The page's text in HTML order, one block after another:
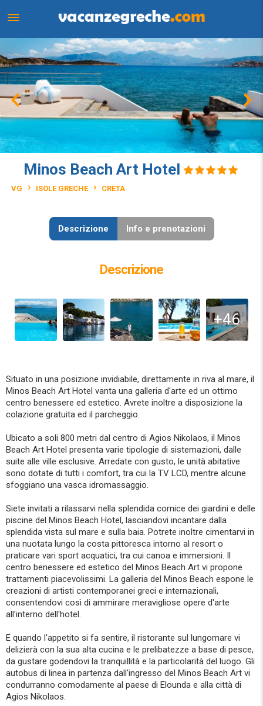
Minos Beach Art Hotel
VG ISOLE GRECHE CRETA
Descrizione Info e prenotazioni
Descrizione
+46
Situato in una posizione invidiabile, direttamente in riva al mare, il
Minos Beach Art Hotel vanta una galleria d'arte ed un ottimo
centro benessere ed estetico. Avrete inoltre a disposizione la
colazione gratuita ed il parcheggio.
Ubicato a soli 800 metri dal centro di Agios Nikolaos, il Minos
Beach Art Hotel presenta varie tipologie di sistemazioni, dalle
suite alle ville esclusive. Arredate con gusto, le unità abitative
sono dotate di tutti i comfort, tra cui la TV LCD, mentre alcune
sfoggiano una vasca idromassaggio.
Siete invitati a rilassarvi nella splendida cornice dei giardini e delle
piscine del Minos Beach Hotel, lasciandovi incantare dalla
splendida vista sul mare e sulla baia. Potrete inoltre cimentarvi in
una nuotata lungo la costa pittoresca intorno al resort o
praticare vari sport acquatici, tra cui canoa e immersioni. Il
centro benessere ed estetico del Minos Beach Art vi propone
trattamenti piacevolissimi. La galleria del Minos Beach espone le
creazioni di artisti contemporanei greci e internazionali,
consentendovi così di ammirare meravigliose opere d'arte
all'interno dell'hotel.
E quando l'appetito si fa sentire, il ristorante sul lungomare vi
delizierà con la sua alta cucina e le prelibatezze a base di pesce,
da gustare godendovi la tranquillità e la particolarità del luogo. Gli
autobus di linea in partenza dall'ingresso del Minos Beach Art vi
condurranno comodamente al paese di Elounda e alla città di
Agios Nikolaos.